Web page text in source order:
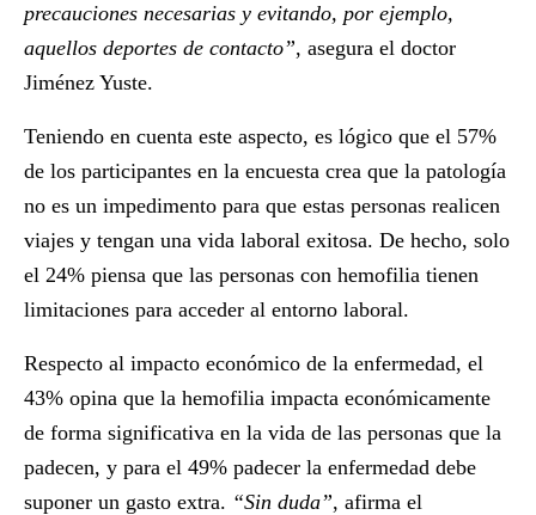
precauciones necesarias y evitando, por ejemplo,
aquellos deportes de contacto”, asegura el doctor
Jiménez Yuste.
Teniendo en cuenta este aspecto, es lógico que el 57%
de los participantes en la encuesta crea que la patología
no es un impedimento para que estas personas realicen
viajes y tengan una vida laboral exitosa. De hecho, solo
el 24% piensa que las personas con hemofilia tienen
limitaciones para acceder al entorno laboral.
Respecto al impacto económico de la enfermedad, el
43% opina que la hemofilia impacta económicamente
de forma significativa en la vida de las personas que la
padecen, y para el 49% padecer la enfermedad debe
suponer un gasto extra. “Sin duda”, afirma el